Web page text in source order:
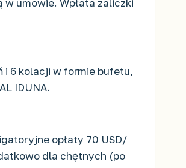
umowie. Wpłata zaliczki
i 6 kolacji w formie bufetu,
IDUNA.
opłaty 70 USD/
dla chętnych (po